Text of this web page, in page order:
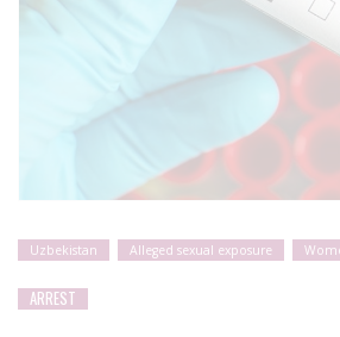
Uzbekistan Alleged sexual exposure
ARREST